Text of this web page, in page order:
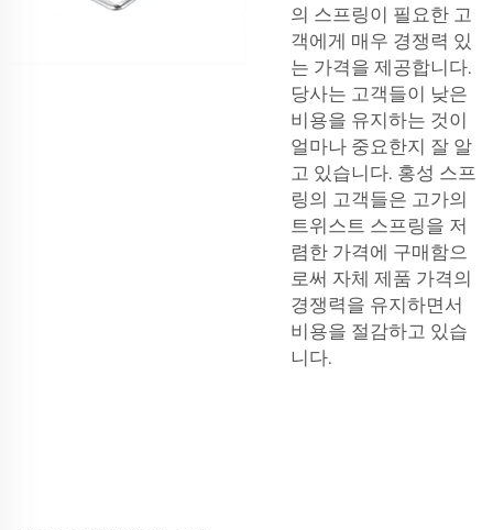
의 스프링이 필요한 고
객에게 매우 경쟁력 있
는 가격을 제공합니다.
당사는 고객들이 낮은
비용을 유지하는 것이
얼마나 중요한지 잘 알
고 있습니다. 홍성 스프
링의 고객들은 고가의
트위스트 스프링을 저
렴한 가격에 구매함으
로써 자체 제품 가격의
경쟁력을 유지하면서
비용을 절감하고 있습
니다.